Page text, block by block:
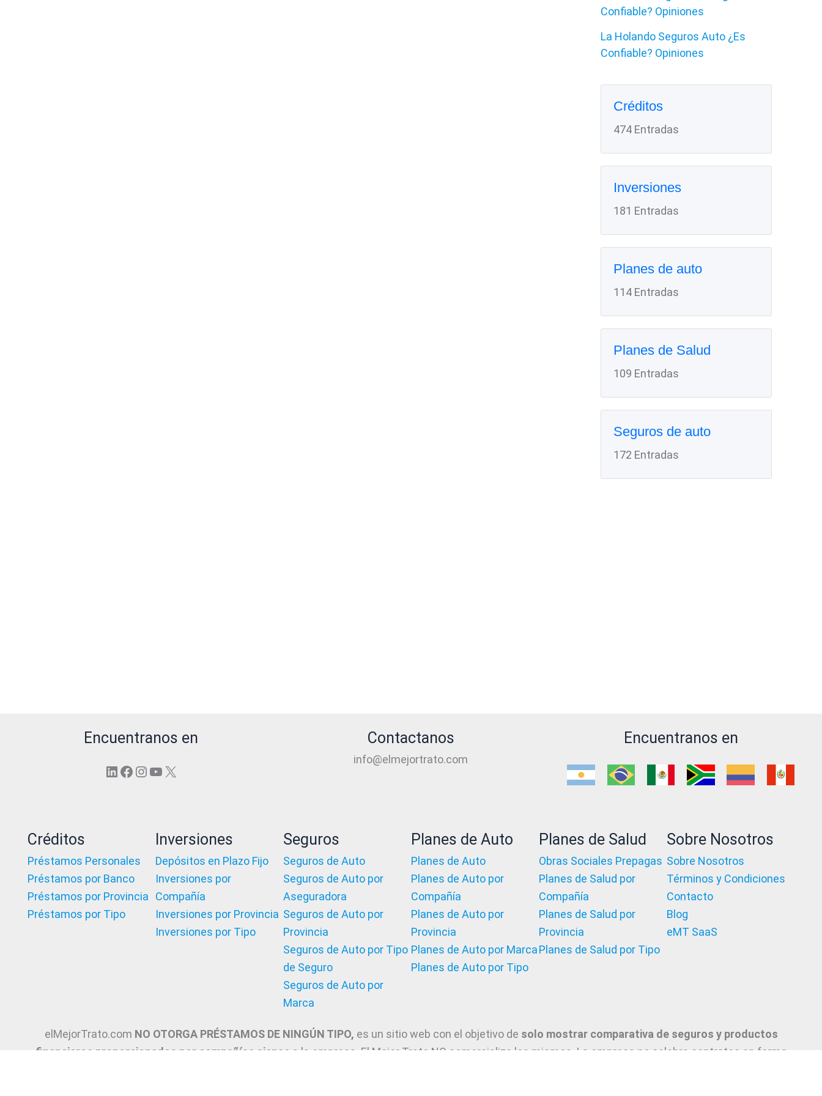
Confiable? Opiniones
La Holando Seguros Auto ¿Es
Confiable? Opiniones
Créditos
474 Entradas
Inversiones
181 Entradas
Planes de auto
114 Entradas
Planes de Salud
109 Entradas
Seguros de auto
172 Entradas
Encuentranos en
LinkedIn
Facebook
Instagram
YouTube
X
Contactanos
info@elmejortrato.com
Encuentranos en
Créditos
Préstamos Personales
Préstamos por Banco
Préstamos por Provincia
Préstamos por Tipo
Inversiones
Depósitos en Plazo Fijo
Inversiones por
Compañía
Inversiones por Provincia
Inversiones por Tipo
Seguros
Seguros de Auto
Seguros de Auto por
Aseguradora
Seguros de Auto por
Provincia
Seguros de Auto por Tipo
de Seguro
Seguros de Auto por
Marca
Planes de Auto
Planes de Auto
Planes de Auto por
Compañía
Planes de Auto por
Provincia
Planes de Auto por Marca
Planes de Auto por Tipo
Planes de Salud
Obras Sociales Prepagas
Planes de Salud por
Compañía
Planes de Salud por
Provincia
Planes de Salud por Tipo
Sobre Nosotros
Sobre Nosotros
Términos y Condiciones
Contacto
Blog
eMT SaaS
elMejorTrato.com NO OTORGA PRÉSTAMOS DE NINGÚN TIPO, es un sitio web con el objetivo de solo mostrar comparativa de seguros y productos
financieros proporcionados por compañías ajenas a la empresa. El Mejor Trato NO comercializa los mismos. La empresa no celebra contratos en forma